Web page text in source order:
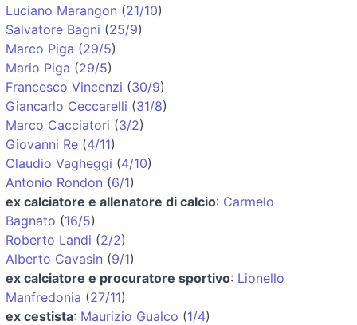
Luciano Marangon (21/10)
Salvatore Bagni (25/9)
Marco Piga (29/5)
Mario Piga (29/5)
Francesco Vincenzi (30/9)
Giancarlo Ceccarelli (31/8)
Marco Cacciatori (3/2)
Giovanni Re (4/11)
Claudio Vagheggi (4/10)
Antonio Rondon (6/1)
ex calciatore e allenatore di calcio: Carmelo
Bagnato (16/5)
Roberto Landi (2/2)
Alberto Cavasin (9/1)
ex calciatore e procuratore sportivo: Lionello
Manfredonia (27/11)
ex cestista: Maurizio Gualco (1/4)